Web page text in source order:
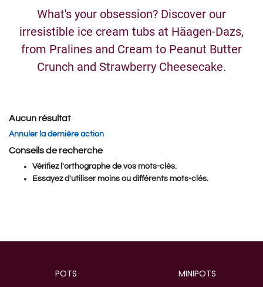
What's your obsession? Discover our
irresistible ice cream tubs at Häagen-Dazs,
from Pralines and Cream to Peanut Butter
Crunch and Strawberry Cheesecake.
Aucun résultat
Annuler la dernière action
Conseils de recherche
Vérifiez l'orthographe de vos mots-clés.
Essayez d'utiliser moins ou différents mots-clés.
POTS MINIPOTS